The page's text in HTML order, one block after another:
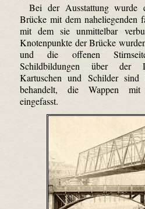
Bei der Ausstattung wurde
Brücke mit dem naheliegenden
mit dem sie unmittelbar
Knotenpunkte der Brücke
und die offenen
Schildbildungen über der
Kartuschen und Schilder
behandelt, die Wappen mit
eingefasst.